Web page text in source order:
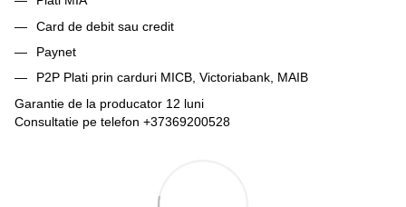
Card de debit sau credit
Paynet
P2P Plati prin carduri MICB, Victoriabank, MAIB
Garantie de la producator 12 luni
Consultatie pe telefon +37369200528